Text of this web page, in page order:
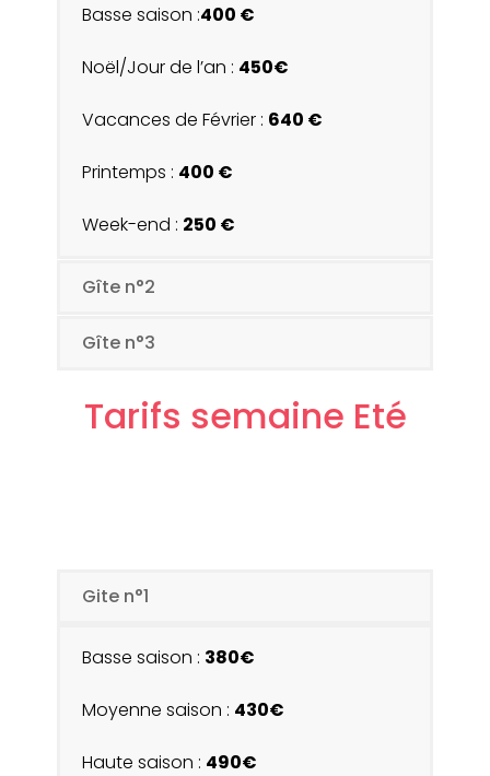
Basse saison :400 €
Noël/Jour de l’an : 450€
Vacances de Février : 640 €
Printemps : 400 €
Week-end : 250 €
Gîte n°2
Gîte n°3
Tarifs semaine Eté
Gite n°1
Basse saison : 380€
Moyenne saison : 430€
Haute saison : 490€